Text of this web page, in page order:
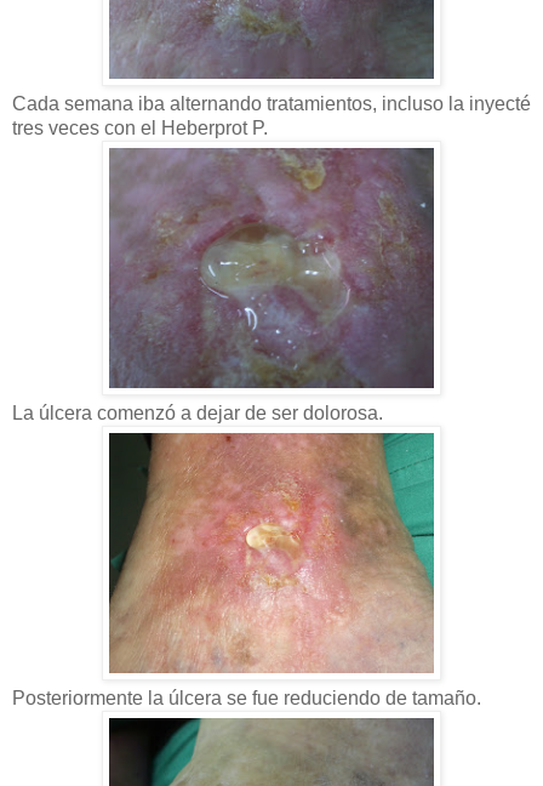
Cada semana iba alternando tratamientos, incluso la inyecté
tres veces con el Heberprot P.
La úlcera comenzó a dejar de ser dolorosa.
Posteriormente la úlcera se fue reduciendo de tamaño.